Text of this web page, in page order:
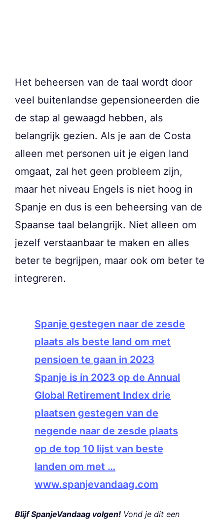
Het beheersen van de taal wordt door
veel buitenlandse gepensioneerden die
de stap al gewaagd hebben, als
belangrijk gezien. Als je aan de Costa
alleen met personen uit je eigen land
omgaat, zal het geen probleem zijn,
maar het niveau Engels is niet hoog in
Spanje en dus is een beheersing van de
Spaanse taal belangrijk. Niet alleen om
jezelf verstaanbaar te maken en alles
beter te begrijpen, maar ook om beter te
integreren.
Spanje gestegen naar de zesde
plaats als beste land om met
pensioen te gaan in 2023
Spanje is in 2023 op de Annual
Global Retirement Index drie
plaatsen gestegen van de
negende naar de zesde plaats
op de top 10 lijst van beste
landen om met …
www.spanjevandaag.com
Blijf SpanjeVandaag volgen! Vond je dit een